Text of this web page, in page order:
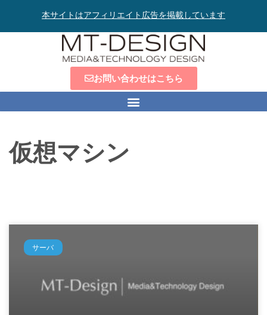
本サイトはアフィリエイト広告を掲載しています
お問い合わせはこちら
仮想マシン
サーバ